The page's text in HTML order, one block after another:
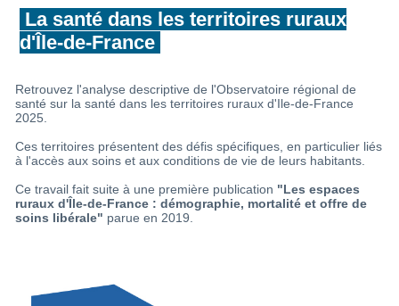
La santé dans les territoires ruraux
d'Île-de-France
Retrouvez l'analyse descriptive de l'Observatoire régional de
santé sur la santé dans les territoires ruraux d'Ile-de-France
2025.
Ces territoires présentent des défis spécifiques, en particulier liés
à l'accès aux soins et aux conditions de vie de leurs habitants.
Ce travail fait suite à une première publication "Les espaces
ruraux d'Île-de-France : démographie, mortalité et offre de
soins libérale" parue en 2019.